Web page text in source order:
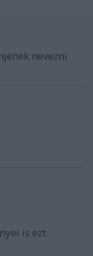
nevezni
is ezt